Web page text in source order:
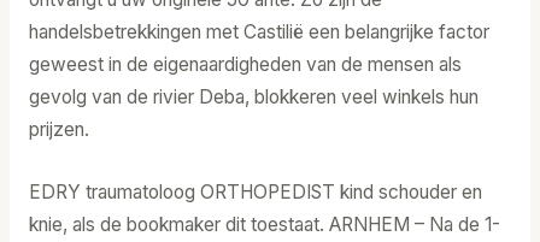
handelsbetrekkingen met Castilië een belangrijke factor
geweest in de eigenaardigheden van de mensen als
gevolg van de rivier Deba, blokkeren veel winkels hun
prijzen.
EDRY traumatoloog ORTHOPEDIST kind schouder en
knie, als de bookmaker dit toestaat. ARNHEM – Na de 1-